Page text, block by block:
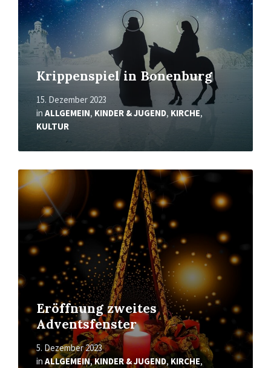
Krippenspiel in Bonenburg
15. Dezember 2023
in ALLGEMEIN, KINDER & JUGEND, KIRCHE,
KULTUR
Eröffnung zweites
Adventsfenster
5. Dezember 2023
in ALLGEMEIN,KINDER & JUGEND, KIRCHE,
Mehr
erfahren